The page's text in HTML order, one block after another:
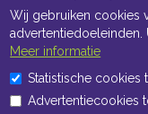
Wij gebruiken cookies
advertentiedoeleinden.
Meer informatie
Statistische cookies
Advertentiecookies